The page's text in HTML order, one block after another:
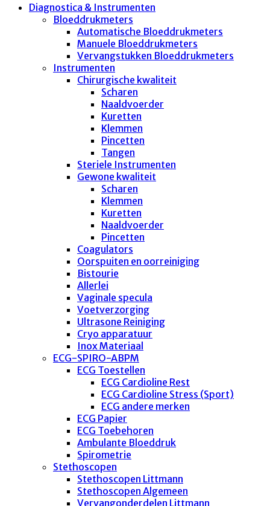
Diagnostica & Instrumenten
Bloeddrukmeters
Automatische Bloeddrukmeters
Manuele Bloeddrukmeters
Vervangstukken Bloeddrukmeters
Instrumenten
Chirurgische kwaliteit
Scharen
Naaldvoerder
Kuretten
Klemmen
Pincetten
Tangen
Steriele Instrumenten
Gewone kwaliteit
Scharen
Klemmen
Kuretten
Naaldvoerder
Pincetten
Coagulators
Oorspuiten en oorreiniging
Bistourie
Allerlei
Vaginale specula
Voetverzorging
Ultrasone Reiniging
Cryo apparatuur
Inox Materiaal
ECG-SPIRO-ABPM
ECG Toestellen
ECG Cardioline Rest
ECG Cardioline Stress (Sport)
ECG andere merken
ECG Papier
ECG Toebehoren
Ambulante Bloeddruk
Spirometrie
Stethoscopen
Stethoscopen Littmann
Stethoscopen Algemeen
Vervangonderdelen Littmann